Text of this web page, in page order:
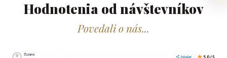
Hodnotenia od návštevníkov​
Povedali o nás...